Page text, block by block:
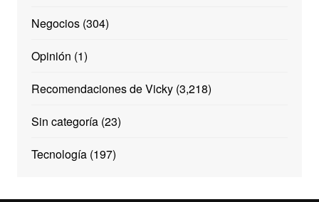
Negocios(304)
Opinión (1)
Recomendaciones de Vicky(3,218)
Sin categoría(23)
Tecnología(197)